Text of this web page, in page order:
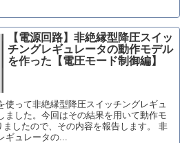
【電源回路】非絶縁型降圧スイッ
チングレギュレータの動作モデル
を作った【電圧モード制御編】
使って非絶縁型降圧スイッチングレギュ
ました。今回はその結果を用いて動作モ
したので、その内容を報告します。 非
ギュレータの...